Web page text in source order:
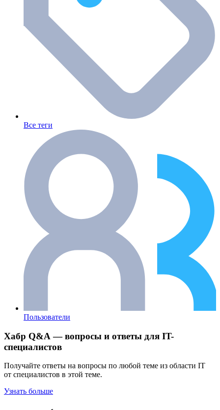
Все теги
Пользователи
Хабр Q&A — вопросы и ответы для IT-
специалистов
Получайте ответы на вопросы по любой теме из области IT
от специалистов в этой теме.
Узнать больше